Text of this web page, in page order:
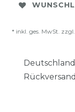
* inkl. ges. MwSt. zzgl.